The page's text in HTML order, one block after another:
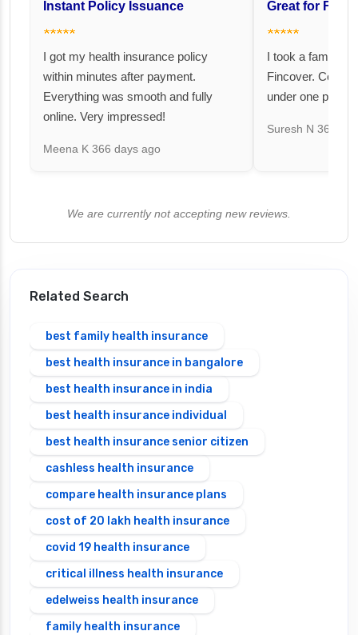
Instant Policy Issuance
★★★★★
I got my health insurance policy
within minutes after payment.
Everything was smooth and fully
online. Very impressed!
Meena K 366 days ago
Great for
★★★★★
I took a family
Fincover.
under one
Suresh N 367
We are currently not accepting new reviews.
Related Search
best family health insurance
best health insurance in bangalore
best health insurance in india
best health insurance individual
best health insurance senior citizen
cashless health insurance
compare health insurance plans
cost of 20 lakh health insurance
covid 19 health insurance
critical illness health insurance
edelweiss health insurance
family health insurance